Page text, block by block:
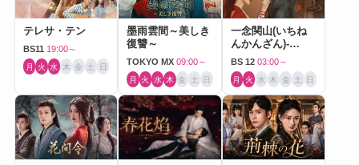
テレサ・テン
BS11 19:00～
月 火 水 木 金 土 日
墨雨雲間～美しき
復讐～
TOKYO MX 09:00～
月 火 水 木 金 土 日
一念関山(いちね
んかんざん)-
Journey to Love-
BS 12 03:00～
月 火 水 木 金 土 日